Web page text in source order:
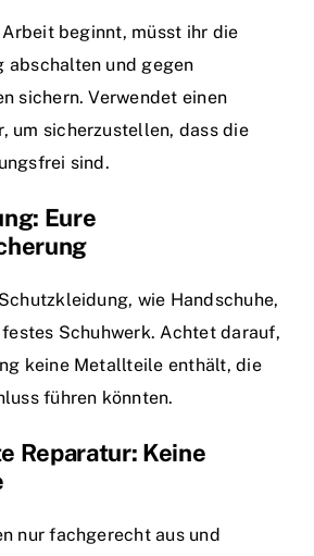
beginnt, müsst ihr die
abschalten und gegen
sichern. Verwendet einen
um sicherzustellen, dass die
sind.
Eure
wie Handschuhe,
Schuhwerk. Achtet darauf,
keine Metallteile enthält, die
führen könnten.
Reparatur: Keine
nur fachgerecht aus und